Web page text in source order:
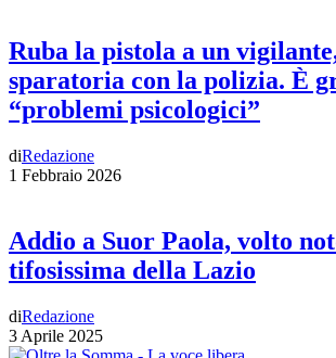
Ruba la pistola a un
sparatoria con la polizia. È
“problemi psicologici”
diRedazione
1 Febbraio 2026
Addio a Suor Paola, volto
tifosissima della Lazio
diRedazione
3 Aprile 2025